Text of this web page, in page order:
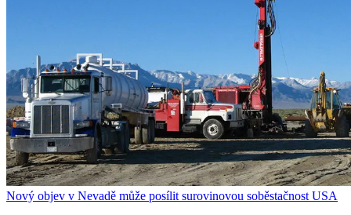
Nový objev v Nevadě může posílit surovinovou soběstačnost USA